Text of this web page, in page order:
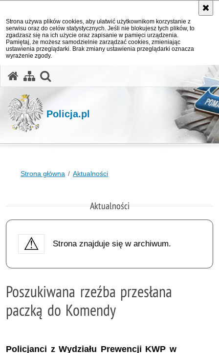
Strona używa plików cookies, aby ułatwić użytkownikom korzystanie z
serwisu oraz do celów statystycznych. Jeśli nie blokujesz tych plików, to
zgadzasz się na ich użycie oraz zapisanie w pamięci urządzenia.
Pamiętaj, że możesz samodzielnie zarządzać cookies, zmieniając
ustawienia przeglądarki. Brak zmiany ustawienia przeglądarki oznacza
wyrażenie zgody.
Policja.pl
Strona główna Aktualności
Aktualności
Strona znajduje się w archiwum.
Poszukiwana rzeźba przesłana
paczką do Komendy
Policjanci z Wydziału Prewencji KWP w